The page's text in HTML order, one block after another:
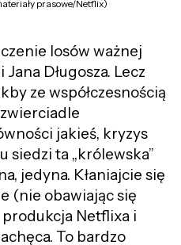
prasowe/Netflix)
losów ważnej
Długosza. Lecz
ze współczesnością
jakieś, kryzys
siedzi ta „królewska”
jedyna. Kłaniajcie się
(nie obawiając się
produkcja Netflixa i
To bardzo